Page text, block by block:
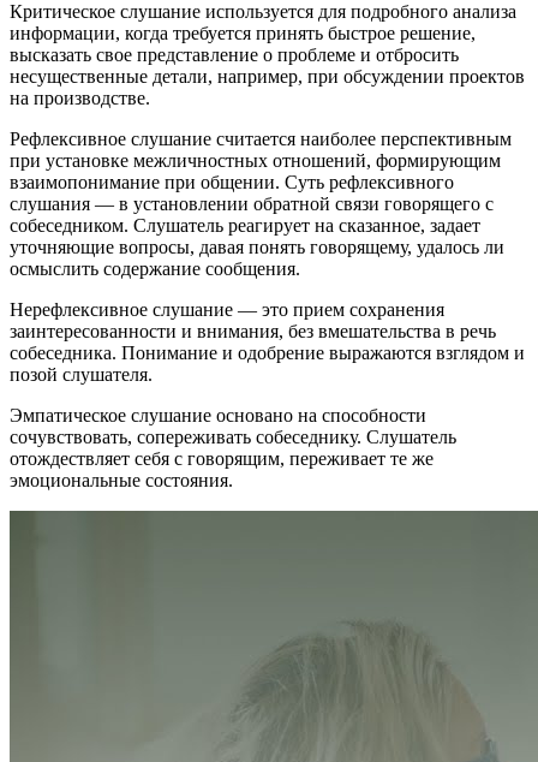
Критическое слушание используется для подробного анализа
информации, когда требуется принять быстрое решение,
высказать свое представление о проблеме и отбросить
несущественные детали, например, при обсуждении проектов
на производстве.
Рефлексивное слушание считается наиболее перспективным
при установке межличностных отношений, формирующим
взаимопонимание при общении. Суть рефлексивного
слушания — в установлении обратной связи говорящего с
собеседником. Слушатель реагирует на сказанное, задает
уточняющие вопросы, давая понять говорящему, удалось ли
осмыслить содержание сообщения.
Нерефлексивное слушание — это прием сохранения
заинтересованности и внимания, без вмешательства в речь
собеседника. Понимание и одобрение выражаются взглядом и
позой слушателя.
Эмпатическое слушание основано на способности
сочувствовать, сопереживать собеседнику. Слушатель
отождествляет себя с говорящим, переживает те же
эмоциональные состояния.